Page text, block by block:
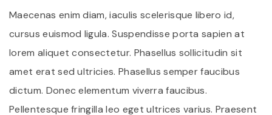
Maecenas enim diam, iaculis scelerisque libero id,
cursus euismod ligula. Suspendisse porta sapien at
lorem aliquet consectetur. Phasellus sollicitudin sit
amet erat sed ultricies. Phasellus semper faucibus
dictum. Donec elementum viverra faucibus.
Pellentesque fringilla leo eget ultrices varius. Praesent